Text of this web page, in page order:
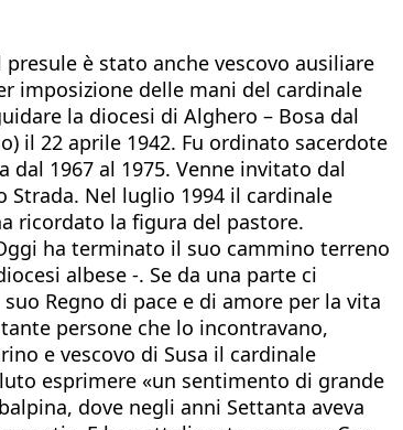
è stato anche vescovo ausiliare
imposizione delle mani del cardinale
la diocesi di Alghero – Bosa dal
il 22 aprile 1942. Fu ordinato sacerdote
dal 1967 al 1975. Venne invitato dal
Strada. Nel luglio 1994 il cardinale
ricordato la figura del pastore.
ha terminato il suo cammino terreno
albese -. Se da una parte ci
Regno di pace e di amore per la vita
persone che lo incontravano,
e vescovo di Susa il cardinale
esprimere «un sentimento di grande
dove negli anni Settanta aveva